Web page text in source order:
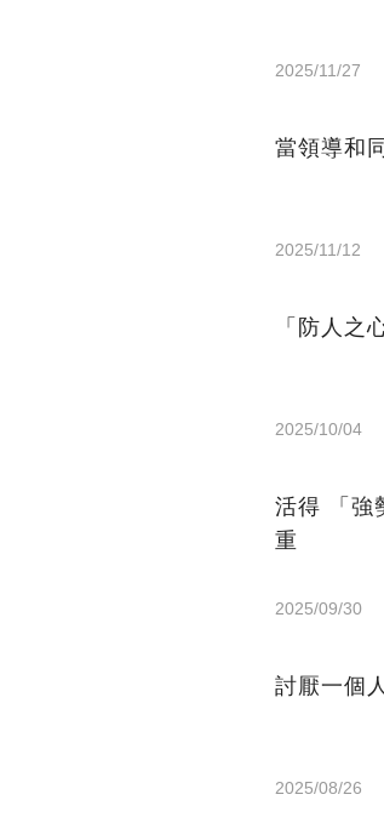
2025/11/27
當領導和
2025/11/12
「防人之
2025/10/04
活得 「強
重
2025/09/30
討厭一個
2025/08/26